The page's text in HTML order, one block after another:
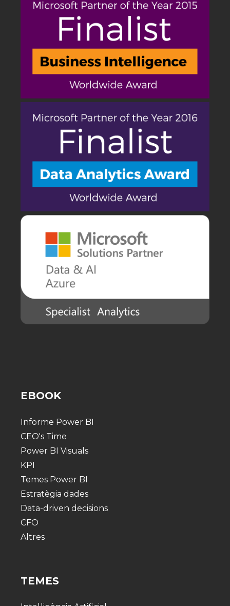
EBOOK
Informe Power BI
CEO's Time
Power BI Visuals
KPI
Temes Power BI
Estratègia dades
Data-driven decisions
CFO
Altres
TEMES